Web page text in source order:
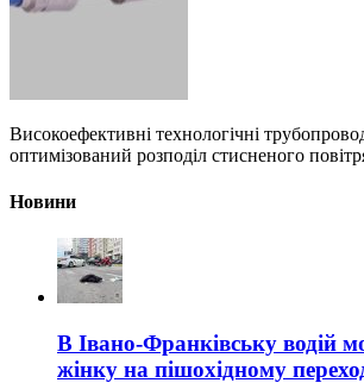
Високоефективні технологічні
оптимізований розподіл стисненого
Новини
В Івано-Франківську водій
жінку на пішохідному